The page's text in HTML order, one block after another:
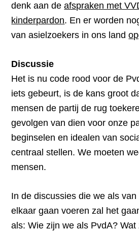
denk aan deafspraken met
kinderpardon. En er worden
van asielzoekers in ons land
Discussie
Het is nu code rood voor de
iets gebeurt, is de kans groot
mensen de partij de rug
gevolgen van dien voor onze
beginselen en idealen van
centraal stellen. We moeten
mensen.
In de discussies die we als
elkaar gaan voeren zal het
als: Wie zijn we als PvdA? Wat